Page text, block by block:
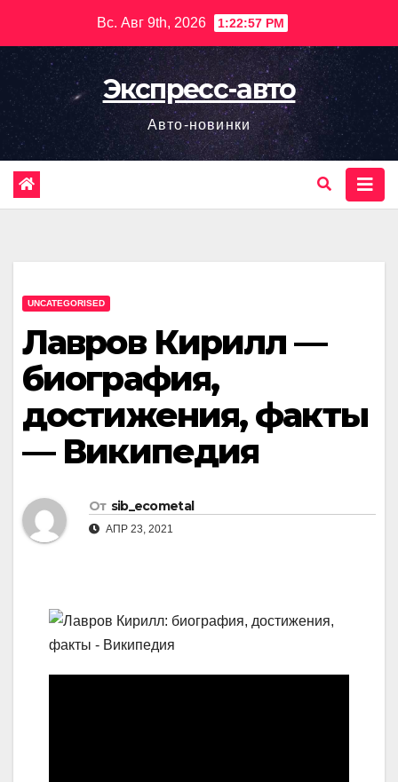
содержимому
Вс. Авг 9th, 2026 1:22:58 PM
Экспресс-авто
Авто-новинки
UNCATEGORISED
Лавров Кирилл —
биография,
достижения, факты
— Википедия
От sib_ecometal
АПР 23, 2021